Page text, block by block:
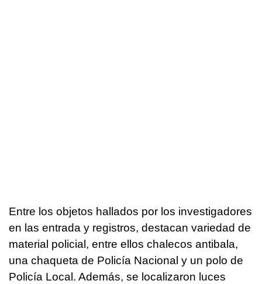
Entre los objetos hallados por los investigadores
en las entrada y registros, destacan variedad de
material policial, entre ellos chalecos antibala,
una chaqueta de Policía Nacional y un polo de
Policía Local. Además, se localizaron luces